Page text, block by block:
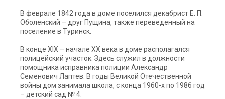
В феврале 1842 года в доме поселился декабрист Е. П.
Оболенский – друг Пущина, также переведенный на
поселение в Туринск.
В конце XIX – начале XX века в доме располагался
полицейский участок. Здесь служил в должности
помощника исправника полиции Александр
Семенович Лаптев. В годы Великой Отечественной
войны дом занимала школа, с конца 1960-х по 1986 год
– детский сад № 4.